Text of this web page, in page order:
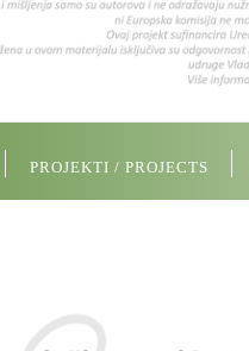
PROJEKTI / PROJECTS